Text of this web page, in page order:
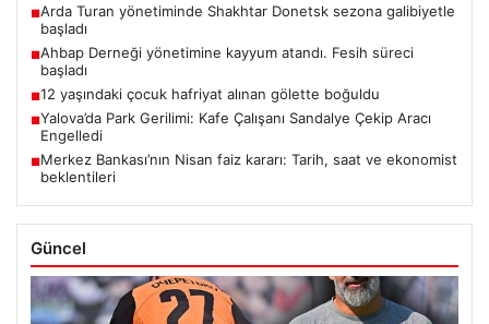
■Arda Turan yönetiminde Shakhtar Donetsk sezona galibiyetle
başladı
■Ahbap Derneği yönetimine kayyum atandı. Fesih süreci
başladı
■12 yaşındaki çocuk hafriyat alınan gölette boğuldu
■Yalova’da Park Gerilimi: Kafe Çalışanı Sandalye Çekip Aracı
Engelledi
■Merkez Bankası’nın Nisan faiz kararı: Tarih, saat ve ekonomist
beklentileri
Güncel